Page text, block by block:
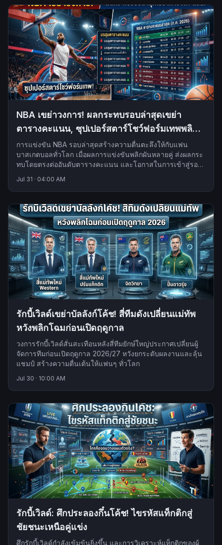
NBA เขย่าวงการ! ผลกระทบรอบล่าสุดเขย่า
ตารางคะแนน, ซุปเปอร์สตาร์โชว์ฟอร์มเทพพลิก
สถานการณ์
การแข่งขัน NBA รอบล่าสุดสร้างความตื่นตะลึงให้กับแฟน
บาสเกตบอลทั่วโลก เมื่อผลการแข่งขันพลิกผันหลายคู่ ส่งผลกระ
ทบโดยตรงต่ออันดับตารางคะแนน และโอกาสในการเข้าสู่รอบ
Jul 31 · 04:00 AM
รักบี้เวิลด์เขย่าบัลลังก์โค้ช! สี่ทีมดังเปลี่ยนแม่ทัพ
หวังพลิกโฉมก่อนเปิดฤดูกาล
วงการรักบี้เวิลด์สั่นสะเทือนหลังสี่ทีมยักษ์ใหญ่ประกาศเปลี่ยนผู้
จัดการทีมก่อนเปิดฤดูกาล 2026/27 หวังยกระดับผลงานและลุ้น
แชมป์ สร้างความตื่นเต้นให้แฟนๆ ทั่วโลก
Jul 30 · 10:00 AM
รักบี้เวิลด์: ศึกประลองกึ๋นโค้ช! ไขรหัสแท็กติกสู่
ชัยชนะเหนือคู่แข่ง
ศึกรักบี้เวิลด์กำลังเข้มข้นยิ่งขึ้น และการวิเคราะห์แท็กติกของผู้